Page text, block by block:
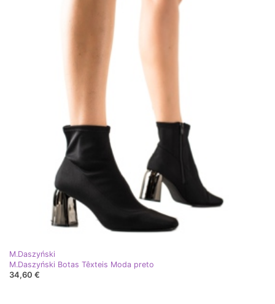
M.Daszyński
M.Daszyński Botas Têxteis Moda preto
34,60 €